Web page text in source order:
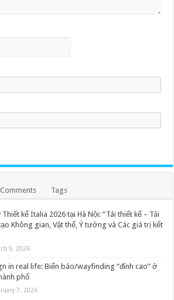
Comments Tags
Thiết kế Italia 2026 tại Hà Nội: “Tái thiết kế – Tái
Không gian, Vật thể, Ý tưởng và Các giá trị kết
9, 2026
in real life: Biển báo/wayfinding “đỉnh cao” ở
phố
7, 2026